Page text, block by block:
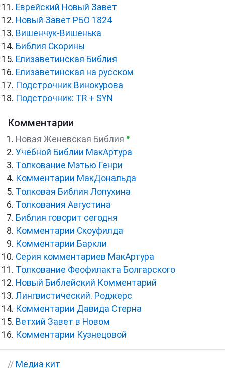
Еврейский Новый Завет
Новый Завет РБО 1824
Вишенчук-Вишенька
Библия Скорины
Елизаветинская Библия
Елизаветинская на русском
Подстрочник Винокурова
Подстрочник: TR + SYN
Комментарии
Новая Женевская Библия ●
Учебной Библии МакАртура
Толкование Мэтью Генри
Комментарии МакДональда
Толковая Библия Лопухина
Толкования Августина
Библия говорит сегодня
Комментарии Скоуфилда
Комментарии Баркли
Серия комментариев МакАртура
Толкование Феофилакта Болгарского
Новый Библейский Комментарий
Лингвистический. Роджерс
Комментарии Давида Стерна
Ветхий Завет в Новом
Комментарии Кузнецовой
// Медиа кит